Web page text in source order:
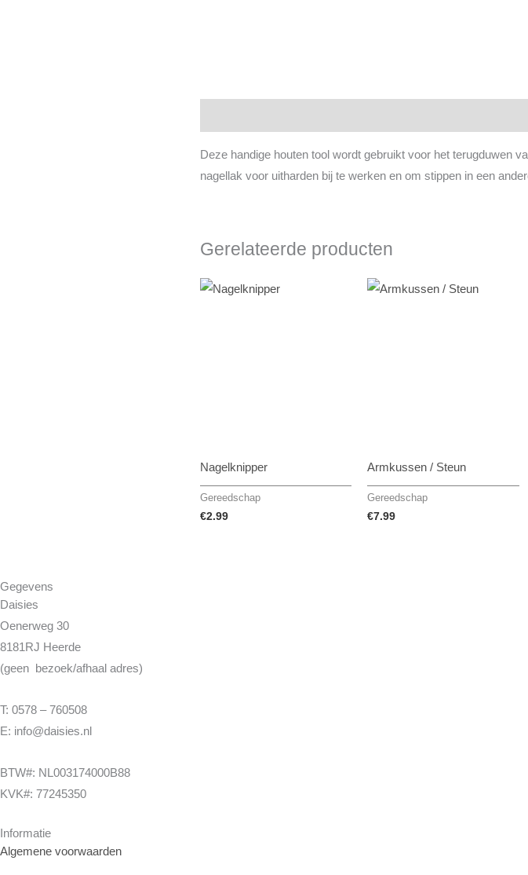
Deze handige houten tool wordt gebruikt voor het terugduwen
nagellak voor uitharden bij te werken en om stippen in een
Gerelateerde producten
Nagelknipper
Gereedschap
€2.99
Armkussen / Steun
Gereedschap
€7.99
Gegevens
Daisies
Oenerweg 30
8181RJ Heerde
(geen bezoek/afhaal adres)
T: 0578 – 760508
E: info@daisies.nl
BTW#: NL003174000B88
KVK#: 77245350
Informatie
Algemene voorwaarden